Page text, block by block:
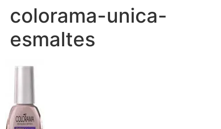
colorama-unica-
esmaltes